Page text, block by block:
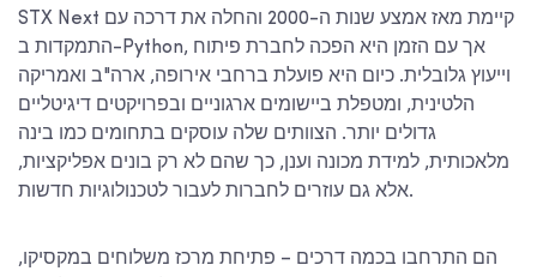
STX Next קיימת מאז אמצע שנות ה-2000 והחלה את דרכה עם
התמקדות ב-Python, אך עם הזמן היא הפכה לחברת פיתוח
וייעוץ גלובלית. כיום היא פועלת ברחבי אירופה, ארה"ב ואמריקה
הלטינית, ומטפלת ביישומים ארגוניים ובפרויקטים דיגיטליים
גדולים יותר. הצוותים שלה עוסקים בתחומים כמו בינה
מלאכותית, למידת מכונה וענן, כך שהם לא רק בונים אפליקציות,
אלא גם עוזרים לחברות לעבור לטכנולוגיות חדשות.
הם התרחבו בכמה דרכים – פתיחת מרכז משלוחים במקסיקו,